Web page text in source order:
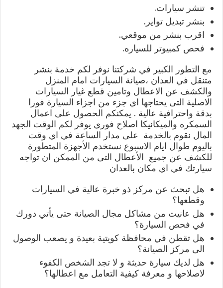
تنشر سيارات.
بنشر تبديل تواير.
اقرب بنشر من موقعي.
فحص كمبيوتر للسياره.
مع التطور الكبير في شركتنا نوفر لكم خدمة بنشر
متنقل في العدان ،صيانة السيارات امام المنزل
والكشف عن الاعطال وتامين قطع غيار السيارات
الاصلية التى يحتاجها اي جزء من اجزاء السيارة فورا
بدقة واحترافية عالية . يمكنكم الحصول على اعمال
السمكره والميكانيكا اصلاح فوري يوفر لكم الوقت الجهد
المال نقوم بالخدمة على مدار الساعة في اي وقت
باليوم طوال ايام الاسبوع نستخدم الأجهزة المتطورة
للكشف عن جميع الأعطال التى من الممكن ان تواجه
سيارتك في اي مكان بالعدان
هل تبحث عن مركز ذو خبرة عالية في السيارات
وقطعها؟
هل عانيت من مشاكل مجال الصيانة حتى يأتي دورك
في فحص السيارة؟
هل تقطن في محافظة كويتية بعيدة و يصعب الوصول
الى مركز الصيانة؟
هل لديك سيارة حديثة و لا تجد الشخص الكفوء
لاصلاحها و معرفة كيفية التعامل مع اعطالها؟